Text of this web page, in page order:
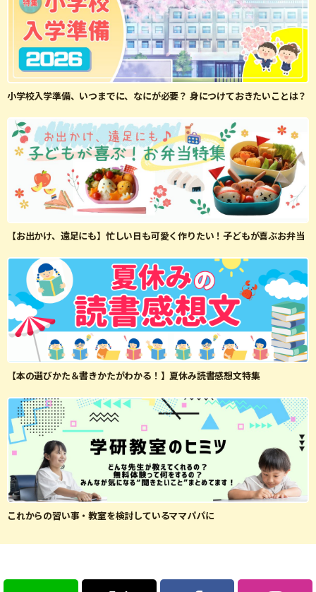
小学校入学準備、いつまでに、なにが必要？ 身につけておきたいことは？
【お出かけ、遠足にも】忙しい日も可愛く作りたい！子どもが喜ぶお弁当
【本の選びかた＆書きかたがわかる！】夏休み読書感想文特集
これからの習い事・教室を検討しているママパパに